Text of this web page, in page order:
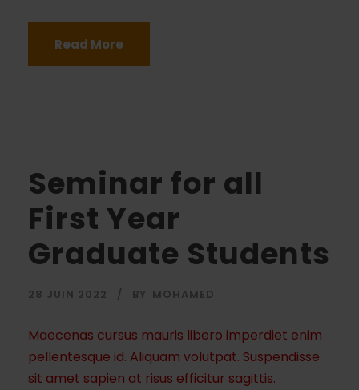
Read More
Seminar for all
First Year
Graduate Students
28 JUIN 2022 BY MOHAMED
Maecenas cursus mauris libero imperdiet enim
pellentesque id. Aliquam volutpat. Suspendisse
sit amet sapien at risus efficitur sagittis.